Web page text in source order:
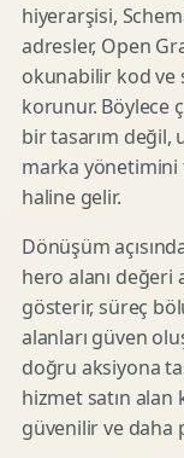
hiyerarşisi,
adresler, Open
okunabilir kod ve
korunur. Böylece
bir tasarım değil,
marka yönetimini
haline gelir.
Dönüşüm
hero alanı değeri
gösterir, süreç
alanları güven
doğru aksiyona
hizmet satın
güvenilir ve daha